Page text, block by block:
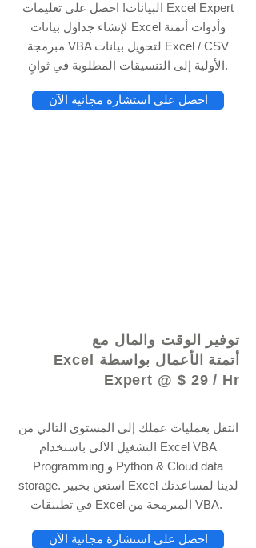
البيانات! احصل على تعليمات Excel Expert
لإنشاء جداول بيانات Excel وأدوات أتمتة
مبرمجة VBA لتحويل بيانات Excel / CSV
الأولية إلى التنسيقات المطلوبة في ثوانٍ.
احصل على استشارة مجانية الآن
توفير الوقت والمال مع
أتمتة الأعمال بواسطة Excel
Expert @ $ 29 / Hr
انتقل بعمليات عملك إلى المستوى التالي من
التشغيل الآلي باستخدام Excel VBA
Programming و Python & Cloud data
storage. استعن بخبير Excel لدينا لمساعدتك
في تطبيقات Excel المبرمجة من VBA.
احصل على استشارة مجانية الآن